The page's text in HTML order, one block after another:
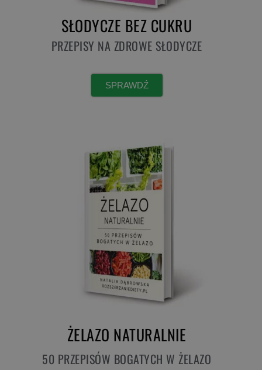
SŁODYCZE BEZ CUKRU
PRZEPISY NA ZDROWE SŁODYCZE
SPRAWDŹ
ŻELAZO NATURALNIE
50 PRZEPISÓW BOGATYCH W ŻELAZO